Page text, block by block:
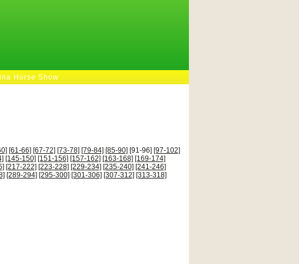
Horse Show
[61-66] [67-72] [73-78] [79-84] [85-90] [91-96] [97-102]
[145-150] [151-156] [157-162] [163-168] [169-174]
[217-222] [223-228] [229-234] [235-240] [241-246]
[289-294] [295-300] [301-306] [307-312] [313-318]